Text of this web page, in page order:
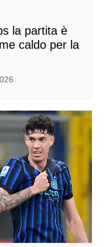
la partita è
caldo per la